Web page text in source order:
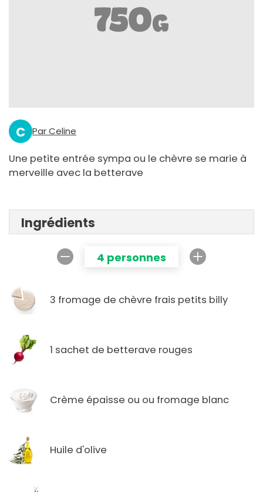
C Par Celine
Une petite entrée sympa ou le chèvre se marie à
merveille avec la betterave
Ingrédients
4 personnes
3 fromage de chèvre frais petits billy
1 sachet de betterave rouges
Crème épaisse ou ou fromage blanc
Huile d'olive